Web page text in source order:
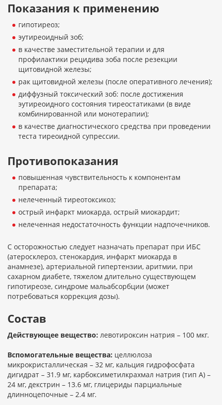
Показания к применению
гипотиреоз;
эутиреоидный зоб;
в качестве заместительной терапии и для
профилактики рецидива зоба после резекции
щитовидной железы;
рак щитовидной железы (после оперативного лечения);
диффузный токсический зоб: после достижения
эутиреоидного состояния тиреостатиками (в виде
комбинированной или монотерапии);
в качестве диагностического средства при проведении
теста тиреоидной супрессии.
Противопоказания
повышенная чувствительность к компонентам
препарата;
нелеченный тиреотоксикоз;
острый инфаркт миокарда, острый миокардит;
нелеченная недостаточность функции надпочечников.
С осторожностью следует назначать препарат при ИБС
(атеросклероз, стенокардия, инфаркт миокарда в
анамнезе), артериальной гипертензии, аритмии, при
сахарном диабете, тяжелом длительно существующем
гипотиреозе, синдроме мальабсорбции (может
потребоваться коррекция дозы).
Состав
Действующее вещество: левотироксин натрия – 100 мкг.
Вспомогательные вещества: целлюлоза
микрокристаллическая – 32 мг, кальция гидрофосфата
дигидрат – 31.9 мг, карбоксиметилкрахмал натрия (тип А) –
24 мг, декстрин – 13.6 мг, глицериды парциальные
длинноцепочные – 2.4 мг.